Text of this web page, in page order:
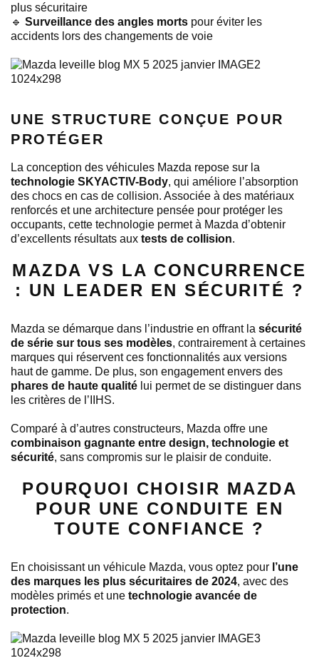
plus sécuritaire
🔹 Surveillance des angles morts pour éviter les
accidents lors des changements de voie
UNE STRUCTURE CONÇUE POUR
PROTÉGER
La conception des véhicules Mazda repose sur la
technologie SKYACTIV-Body, qui améliore l’absorption
des chocs en cas de collision. Associée à des matériaux
renforcés et une architecture pensée pour protéger les
occupants, cette technologie permet à Mazda d’obtenir
d’excellents résultats aux tests de collision.
MAZDA VS LA CONCURRENCE
: UN LEADER EN SÉCURITÉ ?
Mazda se démarque dans l’industrie en offrant la sécurité
de série sur tous ses modèles, contrairement à certaines
marques qui réservent ces fonctionnalités aux versions
haut de gamme. De plus, son engagement envers des
phares de haute qualité lui permet de se distinguer dans
les critères de l’IIHS.
Comparé à d’autres constructeurs, Mazda offre une
combinaison gagnante entre design, technologie et
sécurité, sans compromis sur le plaisir de conduite.
POURQUOI CHOISIR MAZDA
POUR UNE CONDUITE EN
TOUTE CONFIANCE ?
En choisissant un véhicule Mazda, vous optez pour l’une
des marques les plus sécuritaires de 2024, avec des
modèles primés et une technologie avancée de
protection.